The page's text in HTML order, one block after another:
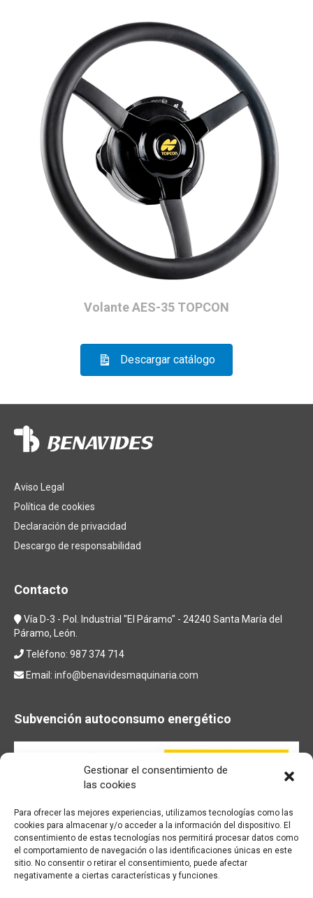
Gestionar el consentimiento de
las cookies
Para ofrecer las mejores experiencias, utilizamos tecnologías como las
cookies para almacenar y/o acceder a la información del dispositivo. El
consentimiento de estas tecnologías nos permitirá procesar datos como
el comportamiento de navegación o las identificaciones únicas en este
sitio. No consentir o retirar el consentimiento, puede afectar
negativamente a ciertas características y funciones.
Volante AES-35 TOPCON
Descargar catálogo
Aviso Legal
Política de cookies
Declaración de privacidad
Descargo de responsabilidad
Contacto
Vía D-3 - Pol. Industrial "El Páramo" - 24240 Santa María del
Páramo, León.
Teléfono: 987 374 714
Email: info@benavidesmaquinaria.com
Subvención autoconsumo energético